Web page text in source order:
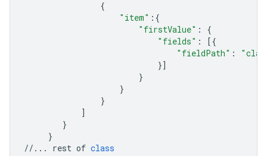
{
"item" :{
"firstValue" :
{
"fields" :
[{
"fieldPath" :
}]
}
}
}
]
}
}
//...
rest of class